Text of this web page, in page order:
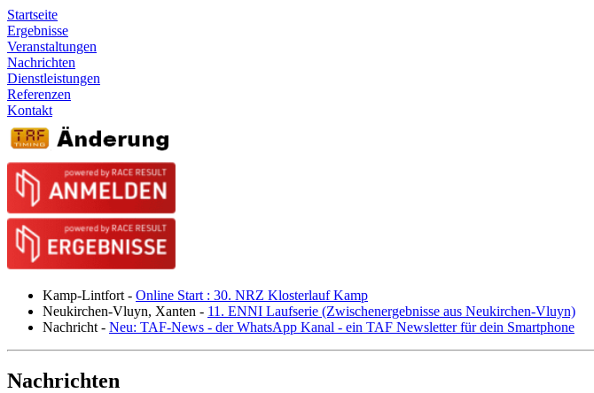
Startseite
Ergebnisse
Veranstaltungen
Nachrichten
Dienstleistungen
Referenzen
Kontakt
Kamp-Lintfort - Online Start : 30. NRZ Klosterlauf Kamp
Neukirchen-Vluyn, Xanten - 11. ENNI Laufserie (Zwischenergebnisse aus Neukirchen-Vluyn)
Nachricht - Neu: TAF-News - der WhatsApp Kanal - ein TAF Newsletter für dein Smartphone
Nachrichten